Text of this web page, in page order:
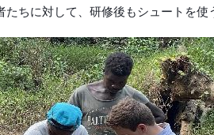
ちに対して、研修後もシュートを使